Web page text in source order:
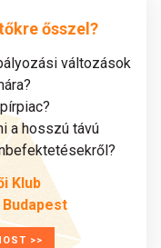
ősszel?
változások
a hosszú távú
Klub
>>